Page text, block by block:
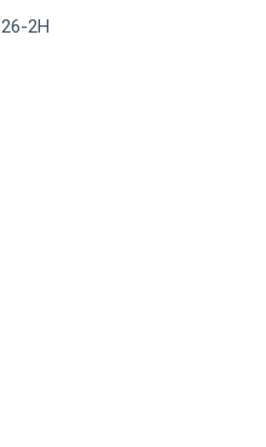
2Н